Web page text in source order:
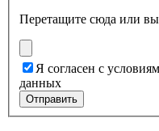
Перетащите сюда или
Я согласен с
данных
Отправить